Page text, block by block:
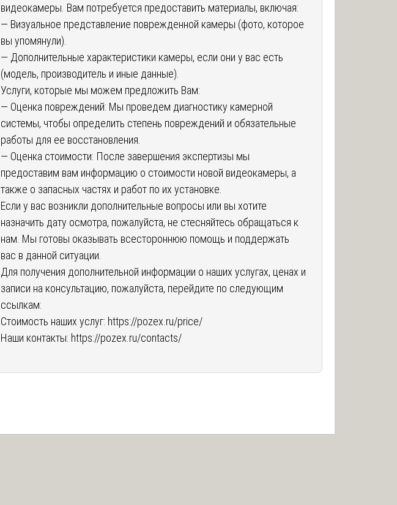
видеокамеры. Вам потребуется предоставить материалы, включая:
— Визуальное представление поврежденной камеры (фото, которое
вы упомянули).
— Дополнительные характеристики камеры, если они у вас есть
(модель, производитель и иные данные).
Услуги, которые мы можем предложить Вам:
— Оценка повреждений: Мы проведем диагностику камерной
системы, чтобы определить степень повреждений и обязательные
работы для ее восстановления.
— Оценка стоимости: После завершения экспертизы мы
предоставим вам информацию о стоимости новой видеокамеры, а
также о запасных частях и работ по их установке.
Если у вас возникли дополнительные вопросы или вы хотите
назначить дату осмотра, пожалуйста, не стесняйтесь обращаться к
нам. Мы готовы оказывать всестороннюю помощь и поддержать
вас в данной ситуации.
Для получения дополнительной информации о наших услугах, ценах и
записи на консультацию, пожалуйста, перейдите по следующим
ссылкам:
Стоимость наших услуг: https://pozex.ru/price/
Наши контакты: https://pozex.ru/contacts/